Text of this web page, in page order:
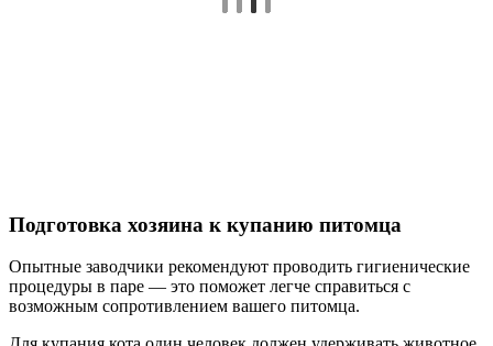
Подготовка хозяина к купанию питомца
Опытные заводчики рекомендуют проводить гигиенические
процедуры в паре — это поможет легче справиться с
возможным сопротивлением вашего питомца.